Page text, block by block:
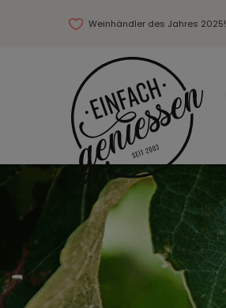
Weinhändler des Jahres 2025!